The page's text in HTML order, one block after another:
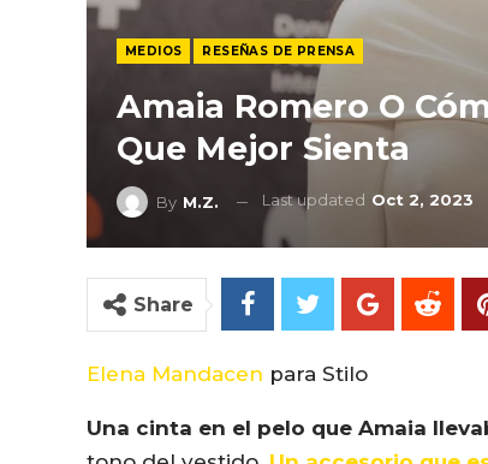
MEDIOS RESEÑAS DE PRENSA
Amaia Romero O
Que Mejor Sienta
By M.Z. Last updated Oct 2, 2023
Share
Elena Mandacen para Stilo
Una cinta en el pelo que Amaia